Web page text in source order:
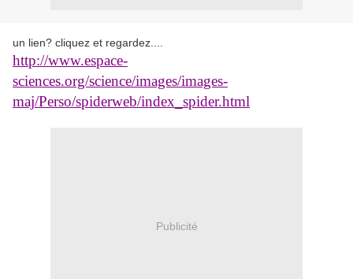
un lien? cliquez et regardez....
http://www.espace-
sciences.org/science/images/images-
maj/Perso/spiderweb/index_spider.html
Publicité